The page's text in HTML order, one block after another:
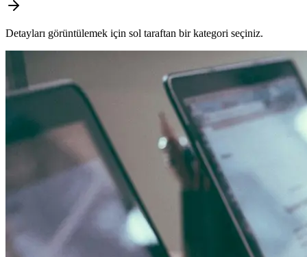
Detayları görüntülemek için sol taraftan bir kategori seçiniz.